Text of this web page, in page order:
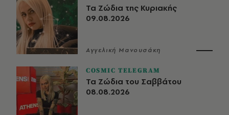
Τα Ζώδια της Κυριακής
09.08.2026
Αγγελική Μανουσάκη
COSMIC TELEGRAM
Τα Ζώδια του Σαββάτου
08.08.2026